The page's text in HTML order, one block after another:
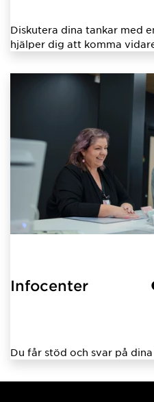
Diskutera dina tankar med
hjälper dig att komma
Infocenter
Du får stöd och svar på